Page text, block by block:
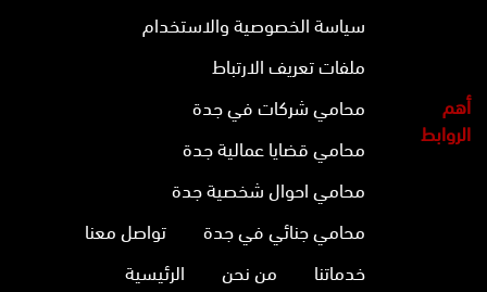
أهم
الروابط
سياسة الخصوصية والاستخدام
ملفات تعريف الارتباط
محامي شركات في جدة
محامي قضايا عمالية جدة
محامي احوال شخصية جدة
محامي جنائي في جدة
تواصل معنا
خدماتنا
من نحن الرئيسية